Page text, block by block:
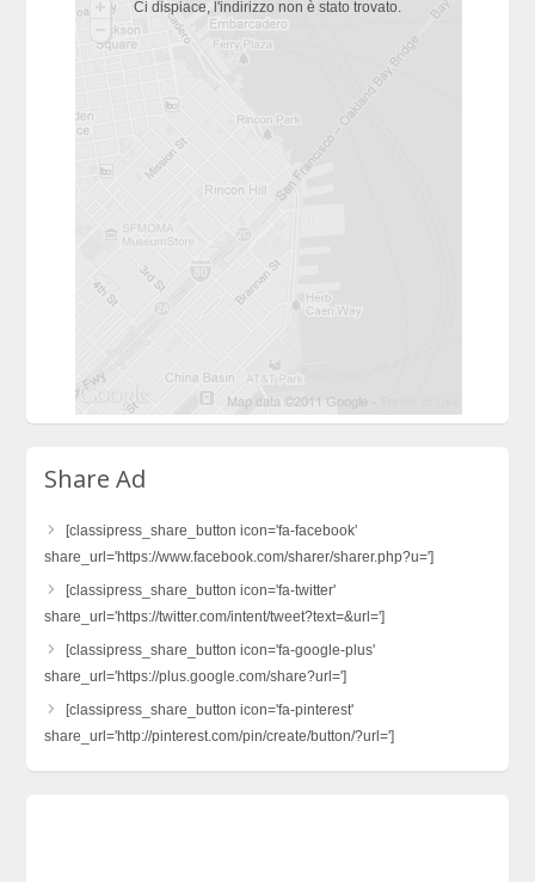
Ci dispiace, l'indirizzo non è stato trovato.
Share Ad
[classipress_share_button icon='fa-facebook'
share_url='https://www.facebook.com/sharer/sharer.php?u=']
[classipress_share_button icon='fa-twitter'
share_url='https://twitter.com/intent/tweet?text=&url=']
[classipress_share_button icon='fa-google-plus'
share_url='https://plus.google.com/share?url=']
[classipress_share_button icon='fa-pinterest'
share_url='http://pinterest.com/pin/create/button/?url=']